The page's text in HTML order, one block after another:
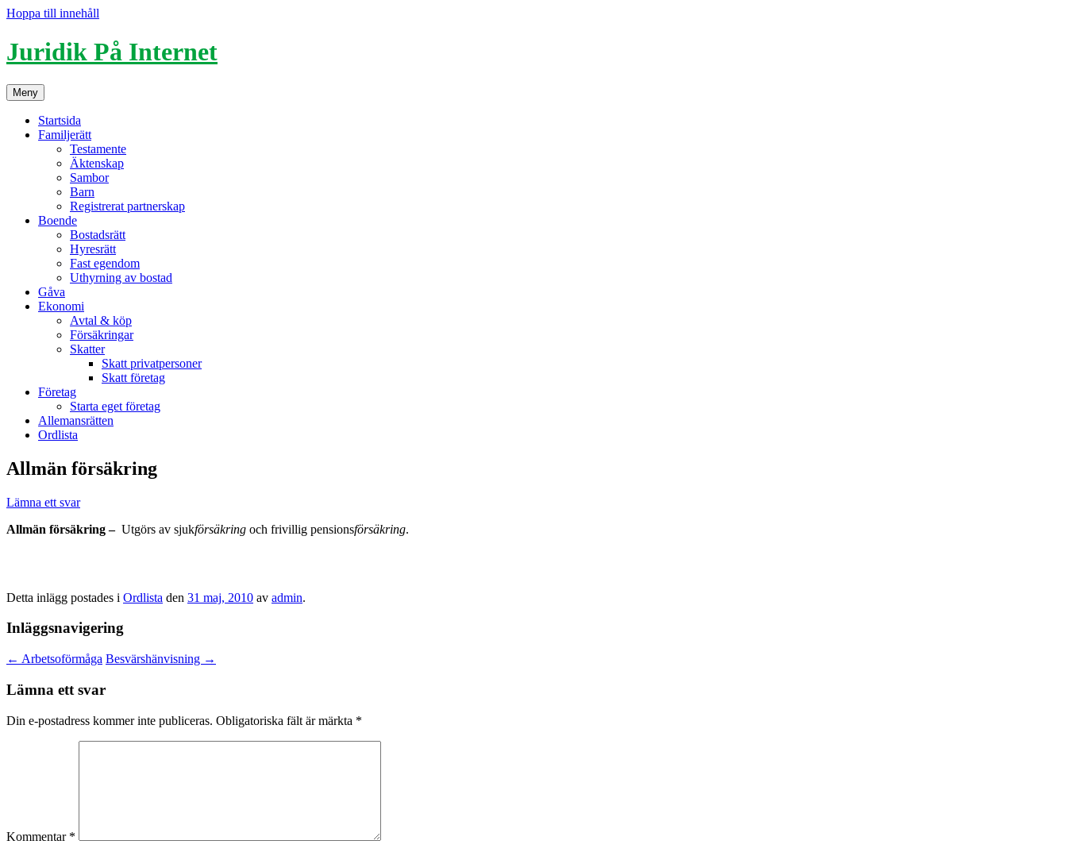
Hoppa till innehåll
Juridik På Internet
Meny
Startsida
Familjerätt
Testamente
Äktenskap
Sambor
Barn
Registrerat partnerskap
Boende
Bostadsrätt
Hyresrätt
Fast egendom
Uthyrning av bostad
Gåva
Ekonomi
Avtal & köp
Försäkringar
Skatter
Skatt privatpersoner
Skatt företag
Företag
Starta eget företag
Allemansrätten
Ordlista
Allmän försäkring
Lämna ett svar
Allmän försäkring – Utgörs av sjukförsäkring och frivillig pensionsförsäkring.
Detta inlägg postades i Ordlista den 31 maj, 2010 av admin.
Inläggsnavigering
← Arbetsoförmåga Besvärshänvisning →
Lämna ett svar
Din e-postadress kommer inte publiceras. Obligatoriska fält är märkta *
Kommentar *